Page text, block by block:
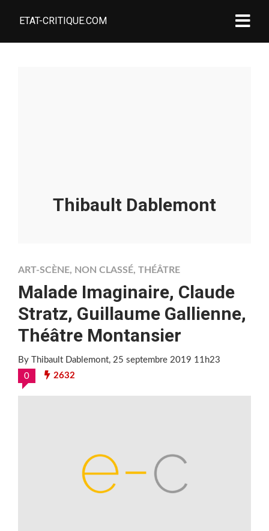
ETAT-CRITIQUE.COM
Thibault Dablemont
ART-SCÈNE, NON CLASSÉ, THÉÂTRE
Malade Imaginaire, Claude
Stratz, Guillaume Gallienne,
Théâtre Montansier
By Thibault Dablemont, 25 septembre 2019 11h23
0
2632